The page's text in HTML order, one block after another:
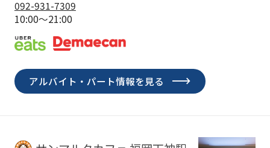
092-931-7309
10:00～21:00
アルバイト・パート情報を見る